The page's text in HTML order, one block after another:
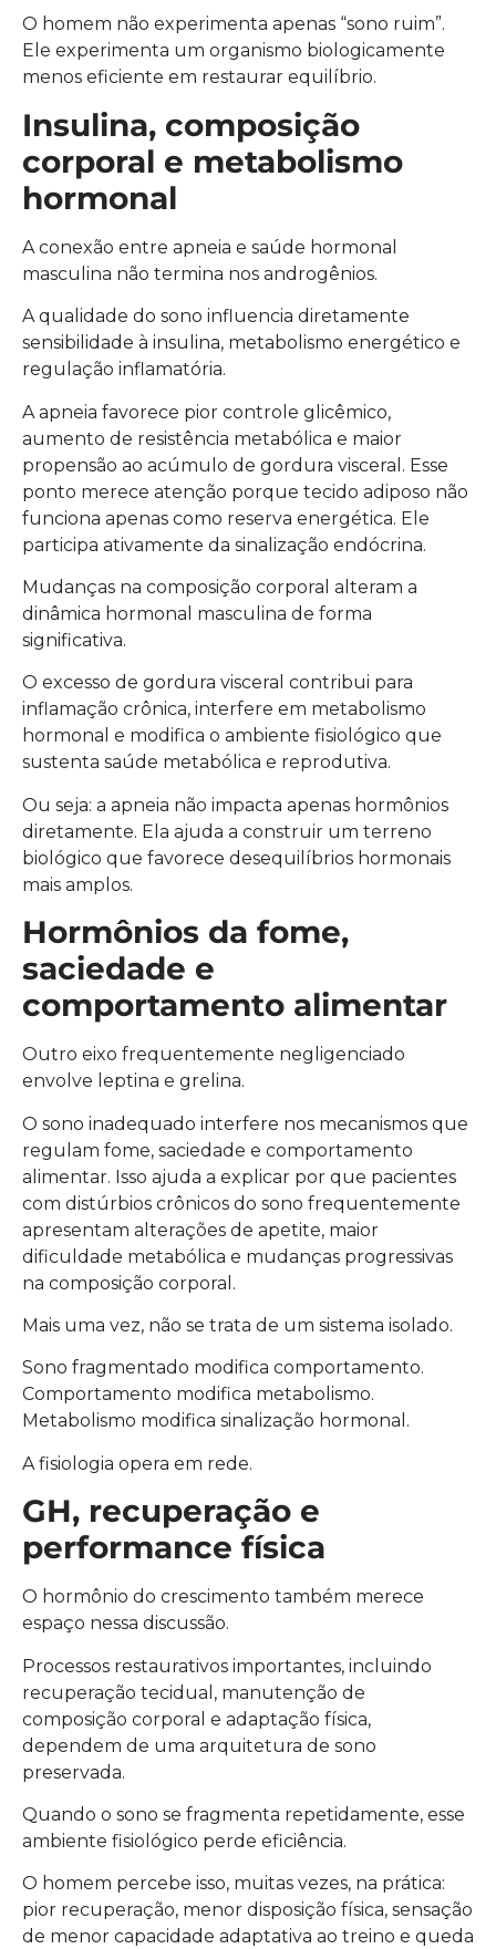
O homem não experimenta apenas “sono ruim”.
Ele experimenta um organismo biologicamente
menos eficiente em restaurar equilíbrio.
Insulina, composição
corporal e metabolismo
hormonal
A conexão entre apneia e saúde hormonal
masculina não termina nos androgênios.
A qualidade do sono influencia diretamente
sensibilidade à insulina, metabolismo energético e
regulação inflamatória.
A apneia favorece pior controle glicêmico,
aumento de resistência metabólica e maior
propensão ao acúmulo de gordura visceral. Esse
ponto merece atenção porque tecido adiposo não
funciona apenas como reserva energética. Ele
participa ativamente da sinalização endócrina.
Mudanças na composição corporal alteram a
dinâmica hormonal masculina de forma
significativa.
O excesso de gordura visceral contribui para
inflamação crônica, interfere em metabolismo
hormonal e modifica o ambiente fisiológico que
sustenta saúde metabólica e reprodutiva.
Ou seja: a apneia não impacta apenas hormônios
diretamente. Ela ajuda a construir um terreno
biológico que favorece desequilíbrios hormonais
mais amplos.
Hormônios da fome,
saciedade e
comportamento alimentar
Outro eixo frequentemente negligenciado
envolve leptina e grelina.
O sono inadequado interfere nos mecanismos que
regulam fome, saciedade e comportamento
alimentar. Isso ajuda a explicar por que pacientes
com distúrbios crônicos do sono frequentemente
apresentam alterações de apetite, maior
dificuldade metabólica e mudanças progressivas
na composição corporal.
Mais uma vez, não se trata de um sistema isolado.
Sono fragmentado modifica comportamento.
Comportamento modifica metabolismo.
Metabolismo modifica sinalização hormonal.
A fisiologia opera em rede.
GH, recuperação e
performance física
O hormônio do crescimento também merece
espaço nessa discussão.
Processos restaurativos importantes, incluindo
recuperação tecidual, manutenção de
composição corporal e adaptação física,
dependem de uma arquitetura de sono
preservada.
Quando o sono se fragmenta repetidamente, esse
ambiente fisiológico perde eficiência.
O homem percebe isso, muitas vezes, na prática:
pior recuperação, menor disposição física, sensação
de menor capacidade adaptativa ao treino e queda